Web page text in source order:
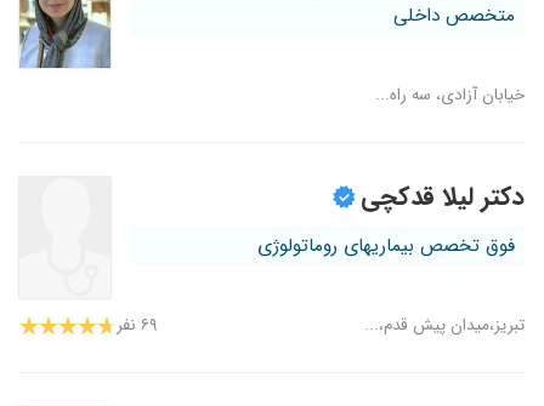
متخصص داخلی
خیابان آزادی، سه راه...
دکتر لیلا قدکچی
فوق تخصص بیماریهای روماتولوژی
تبریز،میدان پیش قدم،... ۶۹ نفر